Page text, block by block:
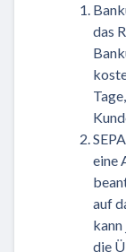
das
eine
auf
die